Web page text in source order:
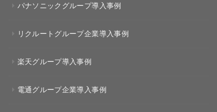
パナソニックグループ導入事例
リクルートグループ企業導入事例
楽天グループ導入事例
電通グループ企業導入事例